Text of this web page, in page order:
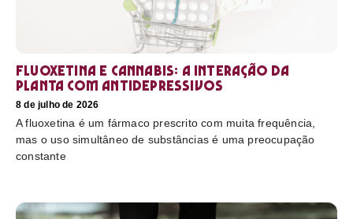
Fluoxetina e Cannabis: a interação da
planta com antidepressivos
8 de julho de 2026
A fluoxetina é um fármaco prescrito com muita frequência,
mas o uso simultâneo de substâncias é uma preocupação
constante